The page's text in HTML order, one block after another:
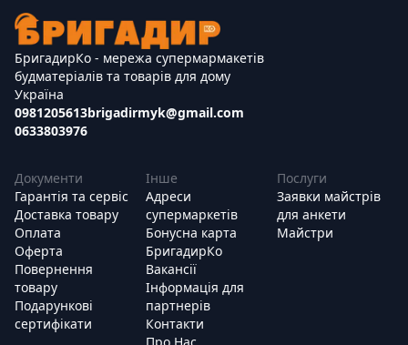
БригадирКо - мережа супермармакетів
будматеріалів та товарів для дому
Україна
0981205613
0633803976
brigadirmyk@gmail.com
Документи
Гарантія та сервіс
Доставка товару
Оплата
Оферта
Повернення
товару
Подарункові
сертифікати
Інше
Адреси
супермаркетів
Бонусна карта
БригадирКо
Вакансії
Інформація для
партнерів
Контакти
Послуги
Заявки майстрів
для анкети
Майстри